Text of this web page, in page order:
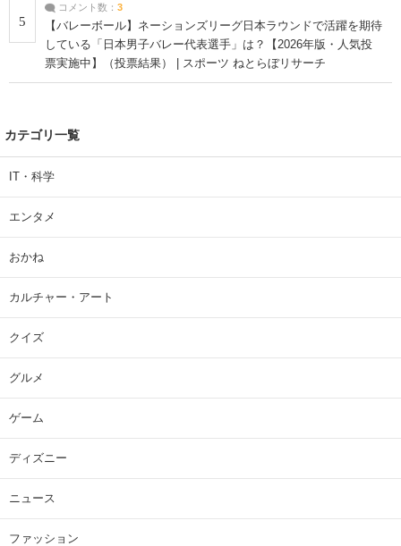
5
コメント数： 3
【バレーボール】ネーションズリーグ日本ラウンドで活躍を期待
している「日本男子バレー代表選手」は？【2026年版・人気投
票実施中】（投票結果） | スポーツ ねとらぼリサーチ
カテゴリ一覧
IT・科学
エンタメ
おかね
カルチャー・アート
クイズ
グルメ
ゲーム
ディズニー
ニュース
ファッション